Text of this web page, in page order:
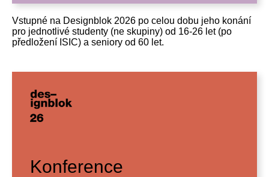
Vstupné na Designblok 2026 po celou dobu jeho konání
pro jednotlivé studenty (ne skupiny) od 16-26 let (po
předložení ISIC) a seniory od 60 let.
Konference